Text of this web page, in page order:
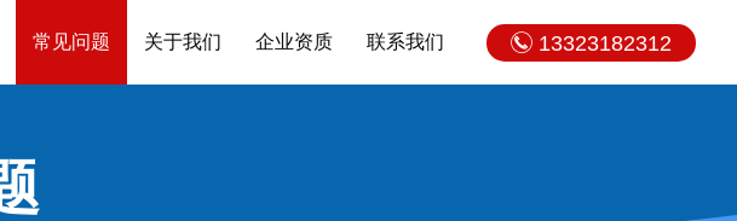
13323182312
常见问题 关于我们 企业资质 联系我们